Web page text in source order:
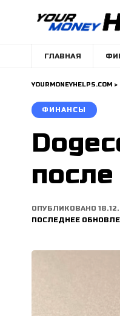
ГЛАВНАЯ
YOURMONEYHELPS.COM >
ФИНАНСЫ
ПОСЛЕДНЕЕ
ОПУБЛИКОВАНО